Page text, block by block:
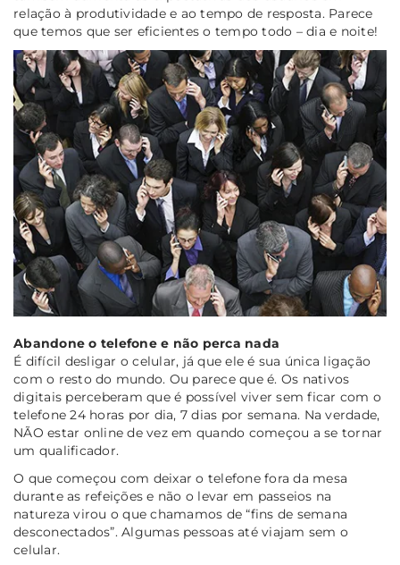
relação à produtividade e ao tempo de resposta. Parece
que temos que ser eficientes o tempo todo – dia e noite!
Abandone o telefone e não perca nada
É difícil desligar o celular, já que ele é sua única ligação
com o resto do mundo. Ou parece que é. Os nativos
digitais perceberam que é possível viver sem ficar com o
telefone 24 horas por dia, 7 dias por semana. Na verdade,
NÃO estar online de vez em quando começou a se tornar
um qualificador.
O que começou com deixar o telefone fora da mesa
durante as refeições e não o levar em passeios na
natureza virou o que chamamos de “fins de semana
desconectados”. Algumas pessoas até viajam sem o
celular.